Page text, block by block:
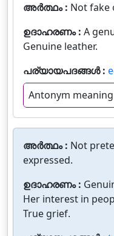
അർത്ഥം : Not fake
ഉദാഹരണം : A
Genuine leather.
പര്യായപദങ്ങൾ :
Antonym meaning
അർത്ഥം : Not
expressed.
ഉദാഹരണം :
Her interest in
True grief.